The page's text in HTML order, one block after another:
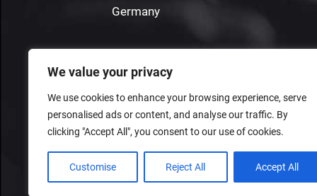
We value your privacy
We use cookies to enhance your browsing experience, serve
personalised ads or content, and analyse our traffic. By
clicking "Accept All", you consent to our use of cookies.
Customise Reject All Accept All
Germany